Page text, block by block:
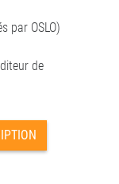
par OSLO)
de